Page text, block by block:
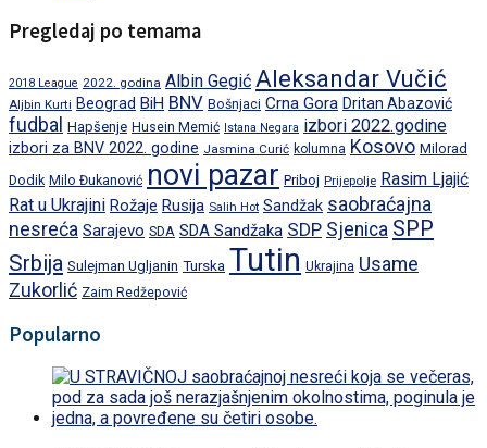
Pregledaj po temama
2018 League 2022. godina Albin Gegić Aleksandar Vučić
Aljbin Kurti Beograd BiH BNV Bošnjaci Crna Gora Dritan Abazović
fudbal Hapšenje Husein Memić Istana Negara izbori 2022.godine
izbori za BNV 2022. godine Jasmina Curić kolumna Kosovo Milorad
Dodik Milo Đukanović novi pazar Priboj Prijepolje Rasim Ljajić
Rat u Ukrajini Rožaje Rusija Salih Hot Sandžak saobraćajna
nesreća Sarajevo SDA SDA Sandžaka SDP Sjenica SPP
Srbija Sulejman Ugljanin Turska Tutin Ukrajina Usame
Zukorlić Zaim Redžepović
Popularno